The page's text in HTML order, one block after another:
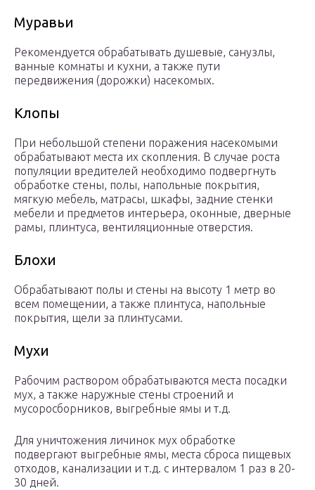
Муравьи
Рекомендуется обрабатывать душевые, санузлы,
ванные комнаты и кухни, а также пути
передвижения (дорожки) насекомых.
Клопы
При небольшой степени поражения насекомыми
обрабатывают места их скопления. В случае роста
популяции вредителей необходимо подвергнуть
обработке стены, полы, напольные покрытия,
мягкую мебель, матрасы, шкафы, задние стенки
мебели и предметов интерьера, оконные, дверные
рамы, плинтуса, вентиляционные отверстия.
Блохи
Обрабатывают полы и стены на высоту 1 метр во
всем помещении, а также плинтуса, напольные
покрытия, щели за плинтусами.
Мухи
Рабочим раствором обрабатываются места посадки
мух, а также наружные стены строений и
мусоросборников, выгребные ямы и т.д.
Для уничтожения личинок мух обработке
подвергают выгребные ямы, места сброса пищевых
отходов, канализации и т.д. с интервалом 1 раз в 20-
30 дней.